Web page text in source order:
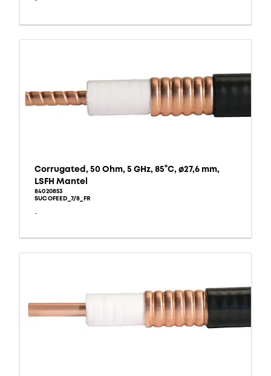
Corrugated, 50 Ohm, 5 GHz, 85°C, ø27,6 mm,
LSFH Mantel
84020853
SUCOFEED_7/8_FR
-